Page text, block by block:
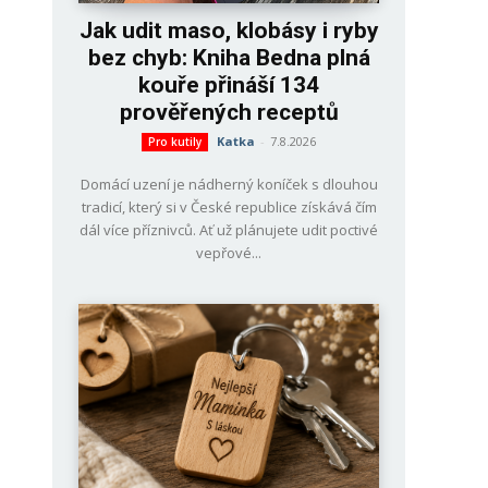
Jak udit maso, klobásy i ryby
bez chyb: Kniha Bedna plná
kouře přináší 134
prověřených receptů
Pro kutily Katka - 7.8.2026
Domácí uzení je nádherný koníček s dlouhou
tradicí, který si v České republice získává čím
dál více příznivců. Ať už plánujete udit poctivé
vepřové...